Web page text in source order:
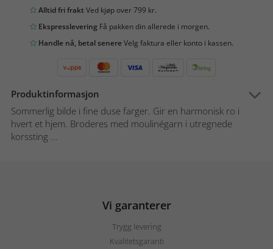
Alltid fri fraktVed kjøp over 799 kr.
Ekspresslevering Få pakken din allerede i morgen.
Handle nå, betal senereVelg faktura eller konto i kassen.
Produktinformasjon
Sommerlig bilde i fine duse farger. Gir en harmonisk ro i
hvert et hjem. Broderes med moulinégarn i utregnede
korssting ...
Vi garanterer
Trygg levering
Kvalitetsgaranti